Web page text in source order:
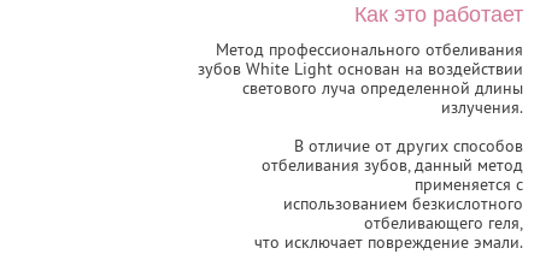
Как это работает
Метод профессионального отбеливания
зубов White Light основан на воздействии
светового луча определенной длины
излучения.
В отличие от других способов
отбеливания зубов, данный метод
применяется с
использованием безкислотного
отбеливающего геля,
что исключает повреждение эмали.